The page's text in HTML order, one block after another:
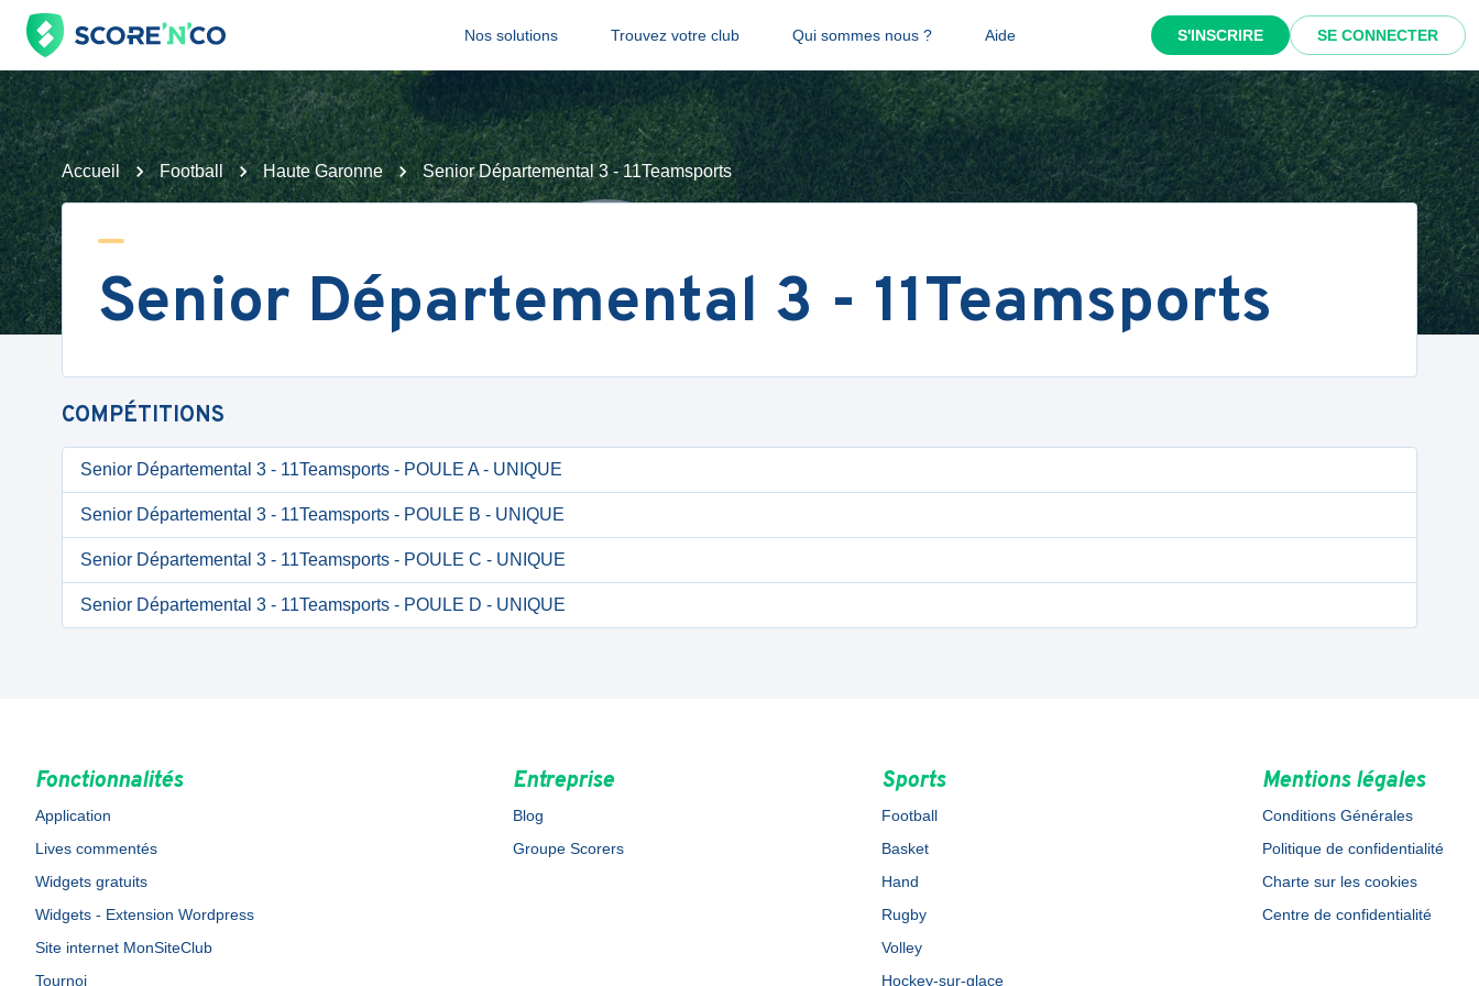
Nos solutions Trouvez votre club Qui sommes nous ? Aide S'INSCRIRE SE CONNECTER
Accueil Football Haute Garonne Senior Départemental 3 - 11Teamsports
Senior Départemental 3 - 11Teamsports
COMPÉTITIONS
Senior Départemental 3 - 11Teamsports - POULE A - UNIQUE
Senior Départemental 3 - 11Teamsports - POULE B - UNIQUE
Senior Départemental 3 - 11Teamsports - POULE C - UNIQUE
Senior Départemental 3 - 11Teamsports - POULE D - UNIQUE
Fonctionnalités
Application
Lives commentés
Widgets gratuits
Widgets - Extension Wordpress
Site internet MonSiteClub
Tournoi
Entreprise
Blog
Groupe Scorers
Sports
Football
Basket
Hand
Rugby
Volley
Hockey-sur-glace
Mentions légales
Conditions Générales
Politique de confidentialité
Charte sur les cookies
Centre de confidentialité